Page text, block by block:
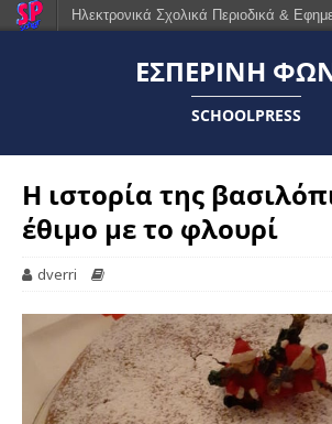
ΕΣΠΕΡΙΝΗ
SCHOOLPRESS
Η ιστορία της
έθιμο με το φλουρί
dverri
Ηλεκτρονικά Σχολικά Περιοδικά &